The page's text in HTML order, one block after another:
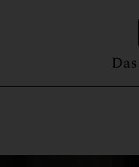
MAGAZIN